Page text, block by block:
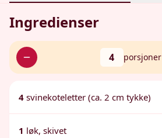
Ingredienser
4 porsjoner
4 svinekoteletter (ca. 2 cm tykke)
1 løk, skivet